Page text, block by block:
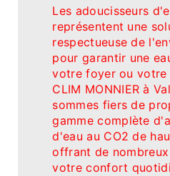
Les adoucisseurs
représentent une
respectueuse de
pour garantir une
votre foyer ou votre
CLIM MONNIER à
sommes fiers de
gamme complète
d'eau au CO2 de
offrant de
votre confort